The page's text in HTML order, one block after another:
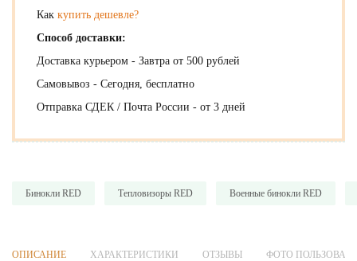
Как купить дешевле?
Способ доставки:
Доставка курьером - Завтра от 500 рублей
Самовывоз - Сегодня, бесплатно
Отправка СДЕК / Почта России - от 3 дней
Бинокли RED Тепловизоры RED Военные бинокли RED
ОПИСАНИЕ ХАРАКТЕРИСТИКИ ОТЗЫВЫ ФОТО